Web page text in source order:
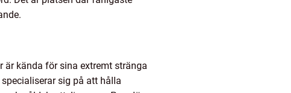
är kända för sina extremt stränga
sig på att hålla